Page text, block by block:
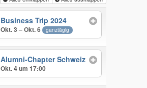
Business Trip 2024
Okt. 3 – Okt. 6 ganztägig
Alumni-Chapter Schweiz
Okt. 4 um 17:00